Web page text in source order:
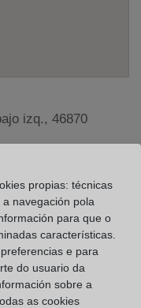
izq., 46870
horas
a 14:00 horas
09:00 a 14:00
propias: técnicas
navegación pola
para que o
características.
e para
do usuario da
sobre a
as cookies